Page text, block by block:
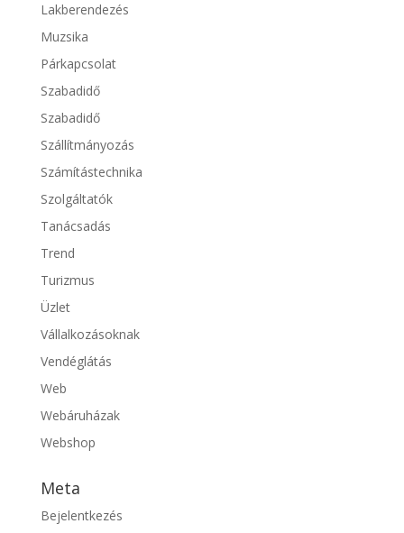
Lakberendezés
Muzsika
Párkapcsolat
Szabadidő
Szabadidő
Szállítmányozás
Számítástechnika
Szolgáltatók
Tanácsadás
Trend
Turizmus
Üzlet
Vállalkozásoknak
Vendéglátás
Web
Webáruházak
Webshop
Meta
Bejelentkezés